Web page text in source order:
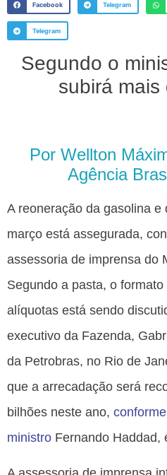
Facebook Telegram
Telegram
Segundo o
subirá mais
Por Wellton
Agência
A reoneração da gasolina e
março está assegurada,
assessoria de imprensa do
Segundo a pasta, o
alíquotas está sendo
executivo da Fazenda,
da Petrobras, no Rio de
que a arrecadação será
bilhões neste ano,
ministro Fernando Haddad,